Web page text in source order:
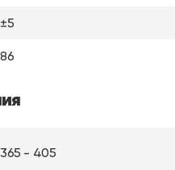
±5
86
365 - 405